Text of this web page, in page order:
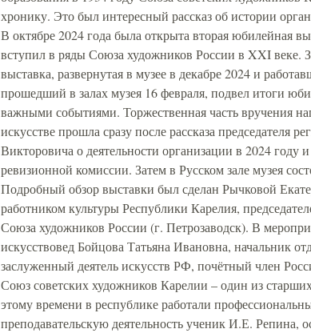
хронику. Это был интересный рассказ об истории
В октябре 2024 года была открыта вторая юбилейная
вступил в ряды Союза художников России в XXI веке.
выставка, развернутая в музее в декабре 2024 и
прошедший в залах музея 16 февраля, подвел итоги
важными событиями. Торжественная часть вручения
искусстве прошла сразу после рассказа председателя
Викторовича о деятельности организации в 2024 году
ревизионной комиссии. Затем в Русском зале музея
Подробный обзор выставки был сделан Рычковой
работником культуры Республики Карелия,
Союза художников России (г. Петрозаводск). В
искусствовед Бойцова Татьяна Ивановна, начальник
заслуженный деятель искусств РФ, почётный член
Союз советских художников Карелии – один из
этому времени в республике работали
преподавательскую деятельность ученик И.Е. Репина,